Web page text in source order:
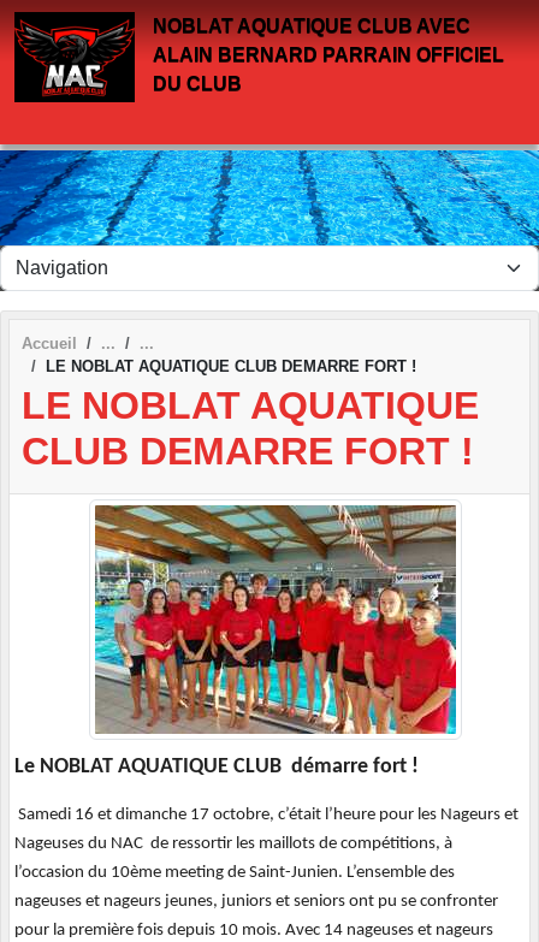
NOBLAT AQUATIQUE CLUB AVEC
ALAIN BERNARD PARRAIN OFFICIEL
DU CLUB
Accueil
LE NOBLAT AQUATIQUE CLUB DEMARRE FORT !
LE NOBLAT AQUATIQUE
CLUB DEMARRE FORT !
Le NOBLAT AQUATIQUE CLUB démarre fort !
Samedi 16 et dimanche 17 octobre, c’était l’heure pour les Nageurs et
Nageuses du NAC de ressortir les maillots de compétitions, à
l’occasion du 10ème meeting de Saint-Junien. L’ensemble des
nageuses et nageurs jeunes, juniors et seniors ont pu se confronter
pour la première fois depuis 10 mois. Avec 14 nageuses et nageurs
Panneau de gestion des cookies